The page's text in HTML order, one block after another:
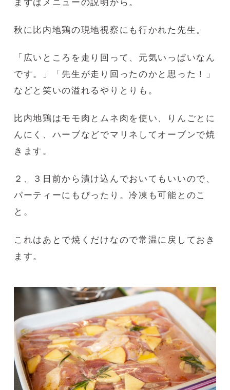
秋に比内地鶏の現地視察にも行かれた先生。
「広いところを走り回って、元気いっぱいなん
です。」「先生が走り回ったのかと思った！」
などと笑いの溢れるやりとりも。
比内地鶏はモモ肉とムネ肉を使い、りんごとに
んにく、ハーブなどでマリネしてオーブンで焼
きます。
２、３日前から漬け込んでおいてもいいので、
パーティーにもぴったり。冷凍も可能とのこ
と。
これはあとで焼くだけなので常温に戻しておき
ます。